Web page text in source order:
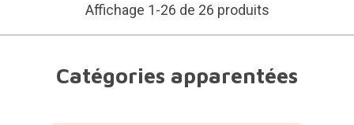
Affichage 1-26 de 26 produits
Catégories apparentées